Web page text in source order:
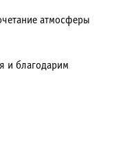
атмосферы
и благодарим